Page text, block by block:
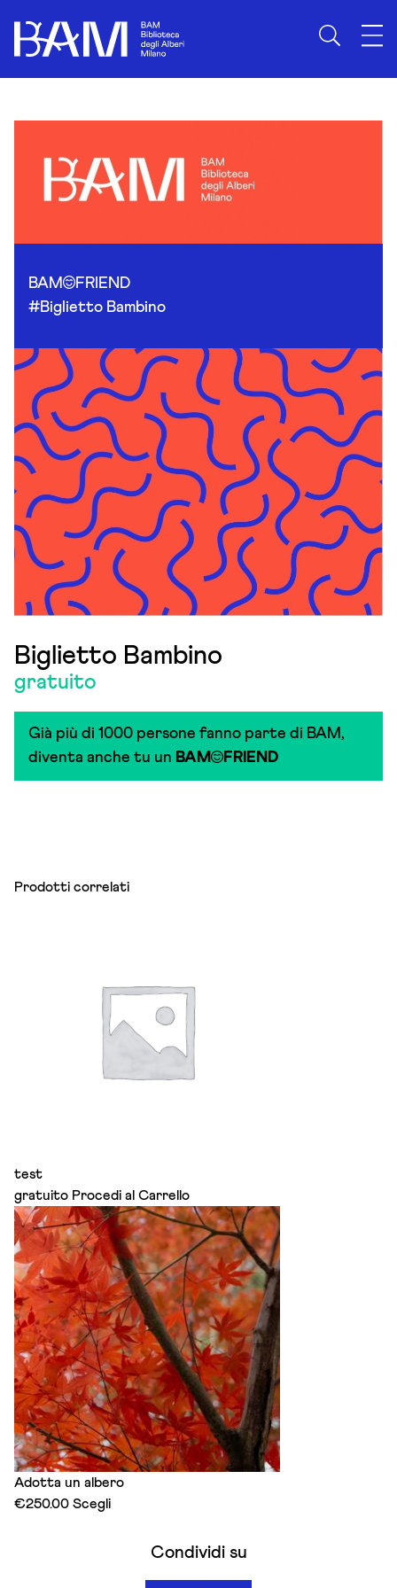
BAM
FRIEND
#Biglietto Bambino
Biglietto Bambino
gratuito
Già più di 1000 persone fanno parte di BAM,
diventa anche tu un BAM FRIEND
Prodotti correlati
test
gratuito Procedi al Carrello
Adotta un albero
€250.00 ScegliThis
Condividi su